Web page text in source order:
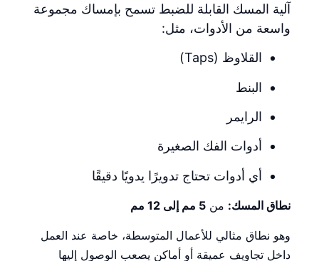
آلية المسك القابلة للضبط تسمح بإمساك مجموعة
واسعة من الأدوات، مثل:
القلاوظ (Taps)
البنط
الرايمر
أدوات الفك الصغيرة
أي أدوات تحتاج تدويرًا يدويًا دقيقًا
نطاق المسك: من 5 مم إلى 12 مم
وهو نطاق مثالي للأعمال المتوسطة، خاصة عند العمل
داخل تجاويف عميقة أو أماكن يصعب الوصول إليها